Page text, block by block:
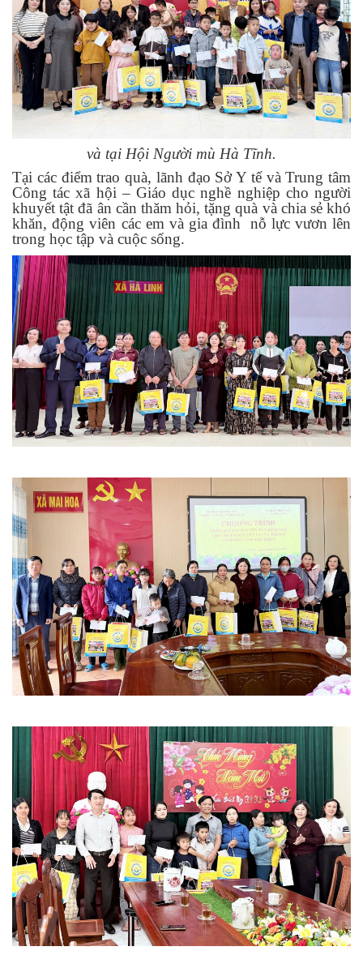
và tại Hội Người mù Hà Tĩnh.
Tại các điểm trao quà, lãnh đạo Sở Y tế và Trung tâm
Công tác xã hội – Giáo dục nghề nghiệp cho người
khuyết tật đã ân cần thăm hỏi,tặng quà và chia sẻ khó
khăn, động viên các em và gia đình
nỗ lực vươn lên
trong học tập và cuộc sống.